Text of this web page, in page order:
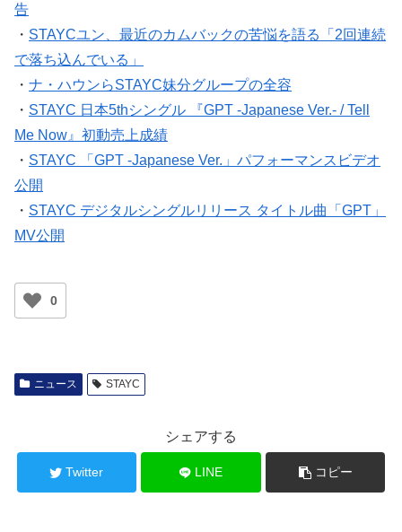
告
・ STAYCユン、最近のカムバックの苦悩を語る「2回連続
で落ち込んでいる」
・ ナ・ハウンらSTAYC妹分グループの全容
・ STAYC 日本5thシングル 『GPT -Japanese Ver.- / Tell
Me Now』初動売上成績
・ STAYC 「GPT -Japanese Ver.」パフォーマンスビデオ
公開
・ STAYC デジタルシングルリリース タイトル曲「GPT」
MV公開
0
ニュース STAYC
シェアする
Twitter LINE コピー